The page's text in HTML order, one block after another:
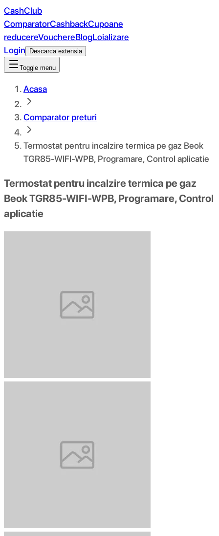
CashClub
ComparatorCashbackCupoane
reducereVouchereBlogLoializare
Login
Descarca extensia
Toggle menu
Acasa
Comparator preturi
Termostat pentru incalzire termica pe gaz Beok
TGR85-WIFI-WPB, Programare, Control aplicatie
Termostat pentru incalzire termica pe gaz
Beok TGR85-WIFI-WPB, Programare, Control
aplicatie